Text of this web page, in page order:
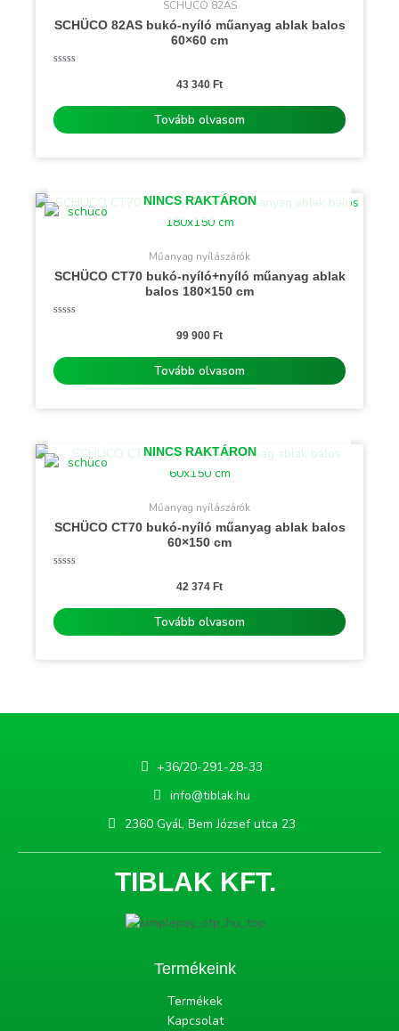
SCHÜCO 82AS
SCHÜCO 82AS bukó-nyíló műanyag ablak balos
60×60 cm
43 340 Ft
Tovább olvasom
NINCS RAKTÁRON
Műanyag nyílászárók
SCHÜCO CT70 bukó-nyíló+nyíló műanyag ablak
balos 180×150 cm
99 900 Ft
Tovább olvasom
NINCS RAKTÁRON
Műanyag nyílászárók
SCHÜCO CT70 bukó-nyíló műanyag ablak balos
60×150 cm
42 374 Ft
Tovább olvasom
+36/20-291-28-33
info@tiblak.hu
2360 Gyál, Bem József utca 23
TIBLAK KFT.
Termékeink
Termékek
Kapcsolat